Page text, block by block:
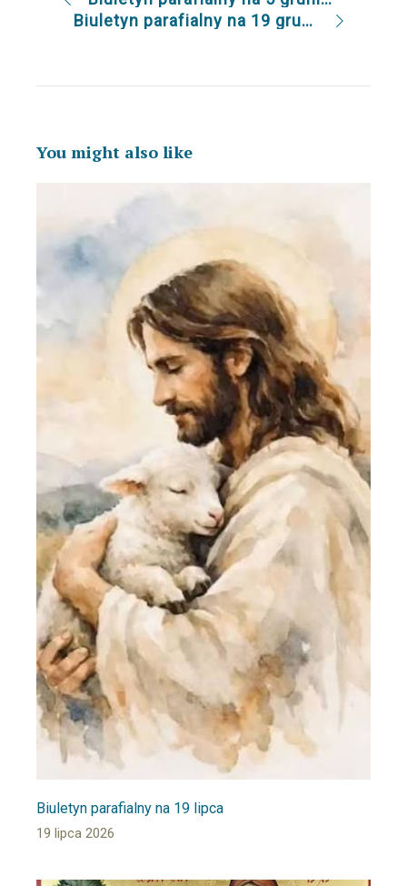
Biuletyn parafialny na 19 grudnia 2021
You might also like
Biuletyn parafialny na 19 lipca
19 lipca 2026